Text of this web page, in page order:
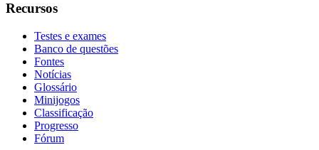
Recursos
Testes e exames
Banco de questões
Fontes
Notícias
Glossário
Minijogos
Classificação
Progresso
Fórum